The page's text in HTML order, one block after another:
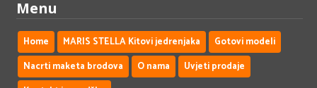
Menu
Home MARIS STELLA Kitovi jedrenjaka
Gotovi modeli
Nacrti maketa brodova
O nama
Uvjeti prodaje